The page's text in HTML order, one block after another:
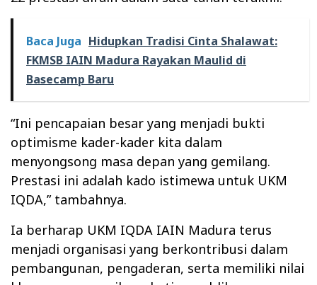
Baca Juga Hidupkan Tradisi Cinta Shalawat:
FKMSB IAIN Madura Rayakan Maulid di
Basecamp Baru
“Ini pencapaian besar yang menjadi bukti
optimisme kader-kader kita dalam
menyongsong masa depan yang gemilang.
Prestasi ini adalah kado istimewa untuk UKM
IQDA,” tambahnya.
Ia berharap UKM IQDA IAIN Madura terus
menjadi organisasi yang berkontribusi dalam
pembangunan, pengaderan, serta memiliki nilai